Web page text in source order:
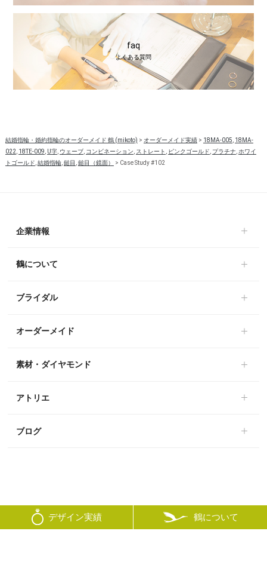
デザイン実績 鶴について
faq
よくある質問
結婚指輪・婚約指輪のオーダーメイド 鶴 (mikoto) > オーダーメイド実績> 18MA-005, 18MA-
022, 18TE-009, U字, ウェーブ, コンビネーション, ストレート , ピンクゴールド, プラチナ,ホワイ
トゴールド,結婚指輪,鎚目 ,鎚目（鏡面） > Case Study #102
企業情報
鶴について
ブライダル
オーダーメイド
素材・ダイヤモンド
アトリエ
ブログ